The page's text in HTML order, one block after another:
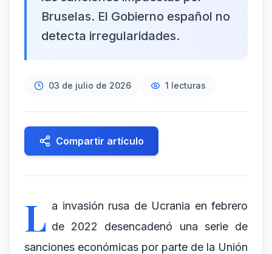
Bruselas. El Gobierno español no
detecta irregularidades.
03 de julio de 2026 1 lecturas
Compartir artículo
L a invasión rusa de Ucrania en febrero
de 2022 desencadenó una serie de
sanciones económicas por parte de la Unión